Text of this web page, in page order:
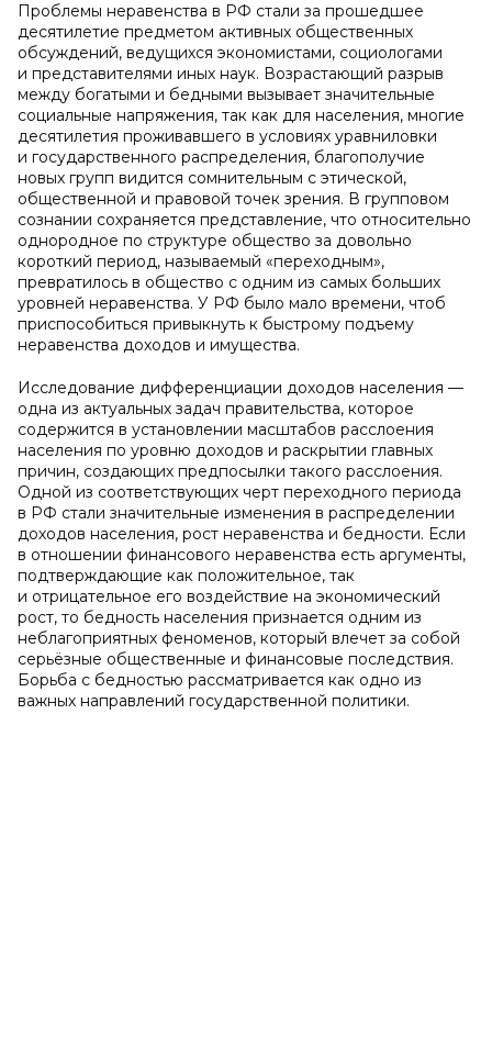
Проблемы неравенства в РФ стали за прошедшее
десятилетие предметом активных общественных
обсуждений, ведущихся экономистами, социологами
и представителями иных наук. Возрастающий разрыв
между богатыми и бедными вызывает значительные
социальные напряжения, так как для населения, многие
десятилетия проживавшего в условиях уравниловки
и государственного распределения, благополучие
новых групп видится сомнительным с этической,
общественной и правовой точек зрения. В групповом
сознании сохраняется представление, что относительно
однородное по структуре общество за довольно
короткий период, называемый «переходным»,
превратилось в общество с одним из самых больших
уровней неравенства. У РФ было мало времени, чтоб
приспособиться привыкнуть к быстрому подъему
неравенства доходов и имущества.
Исследование дифференциации доходов населения —
одна из актуальных задач правительства, которое
содержится в установлении масштабов расслоения
населения по уровню доходов и раскрытии главных
причин, создающих предпосылки такого расслоения.
Одной из соответствующих черт переходного периода
в РФ стали значительные изменения в распределении
доходов населения, рост неравенства и бедности. Если
в отношении финансового неравенства есть аргументы,
подтверждающие как положительное, так
и отрицательное его воздействие на экономический
рост, то бедность населения признается одним из
неблагоприятных феноменов, который влечет за собой
серьёзные общественные и финансовые последствия.
Борьба с бедностью рассматривается как одно из
важных направлений государственной политики.